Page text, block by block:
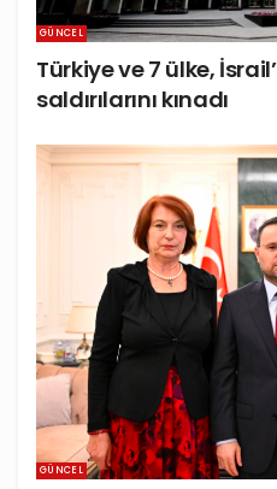
GÜNCEL
Türkiye ve 7 ülke,
saldırılarını kınadı
GÜNCEL